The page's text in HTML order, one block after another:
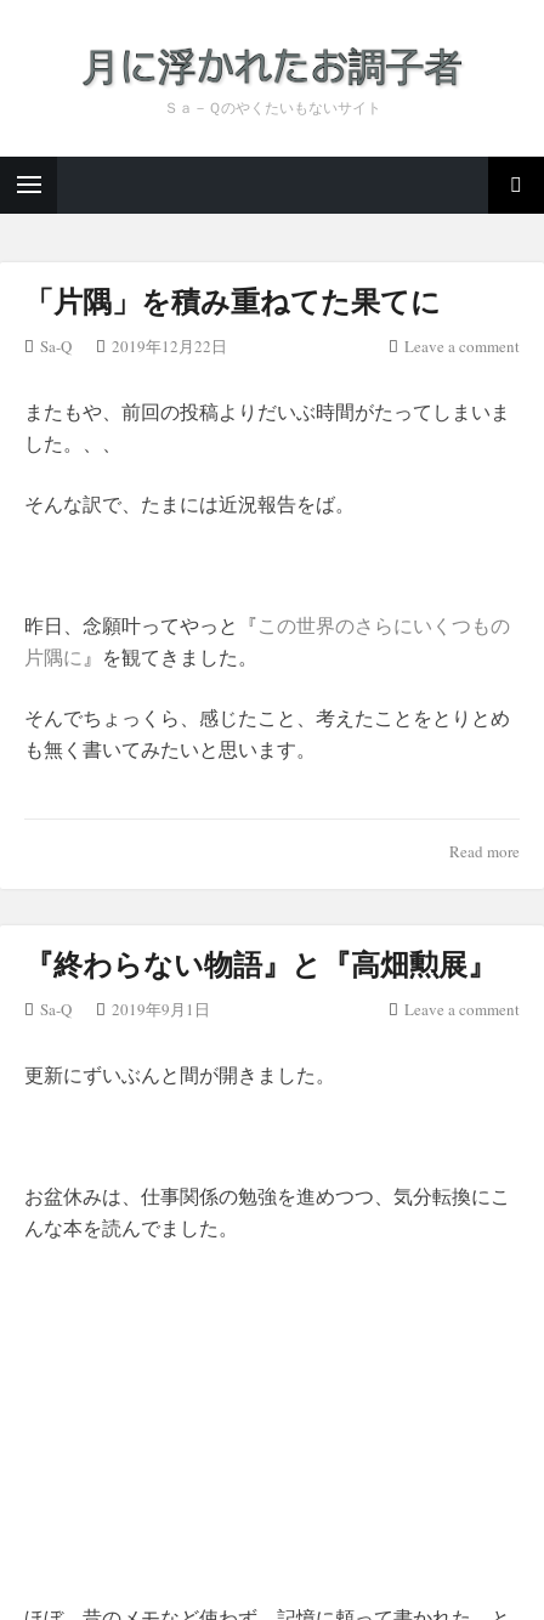
Ｓａ－Ｑのやくたいもないサイト
「片隅」を積み重ねてた果てに
Sa-Q 2019年12月22日 Leave a comment
またもや、前回の投稿よりだいぶ時間がたってしまいま
した。、、
そんな訳で、たまには近況報告をば。
昨日、念願叶ってやっと『この世界のさらにいくつもの
片隅に 』を観てきました。
そんでちょっくら、感じたこと、考えたことをとりとめ
も無く書いてみたいと思います。
Read more
『終わらない物語』と『高畑勲展』
Sa-Q 2019年9月1日 Leave a comment
更新にずいぶんと間が開きました。
お盆休みは、仕事関係の勉強を進めつつ、気分転換にこ
んな本を読んでました。